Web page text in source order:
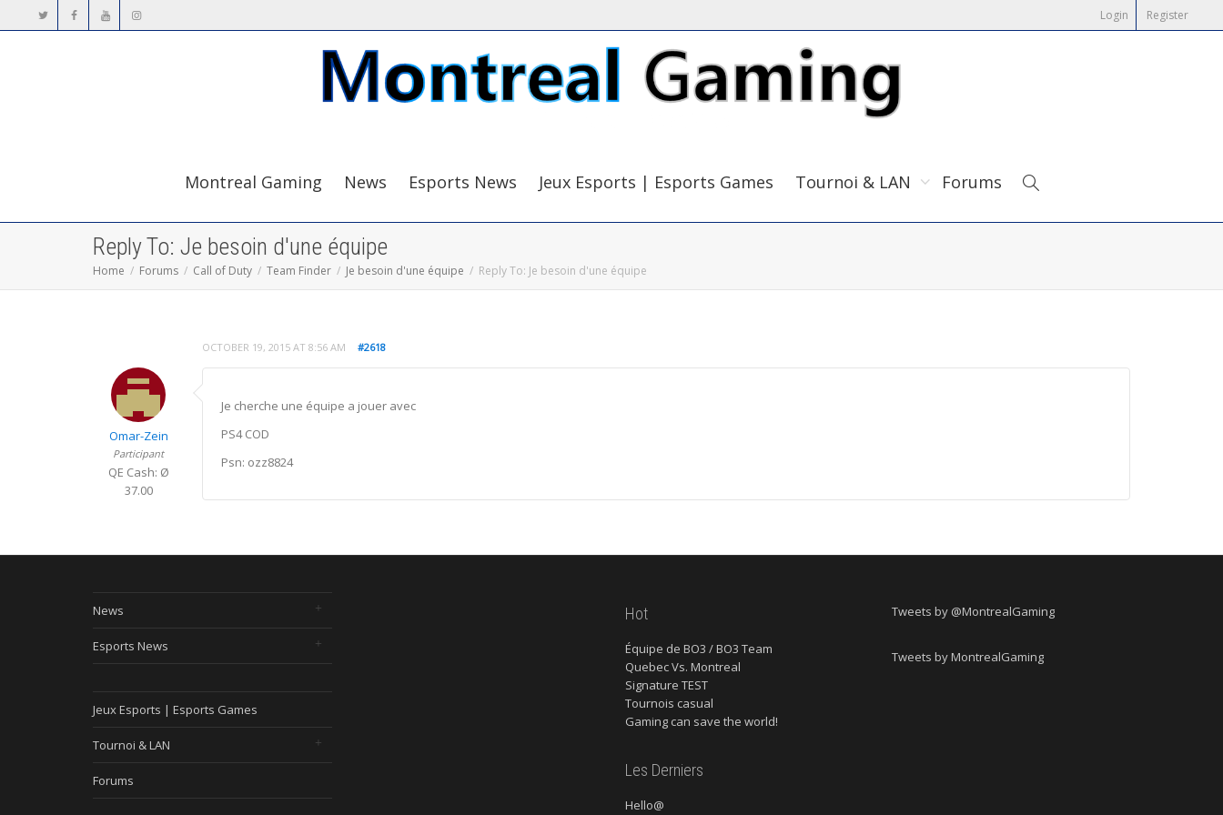
Login Register
Montreal Gaming News Esports News Jeux Esports | Esports Games Tournoi & LAN Forums
Reply To: Je besoin d'une équipe
Home Forums Call of Duty Team Finder Je besoin d'une équipe Reply To: Je besoin d'une équipe
OCTOBER 19, 2015 AT 8:56 AM #2618
Omar-Zein
Participant
QE Cash: Ø
37.00
Je cherche une équipe a jouer avec
PS4 COD
Psn: ozz8824
News
Esports News
Jeux Esports | Esports Games
Tournoi & LAN
Forums
Hot
Équipe de BO3 / BO3 Team
Quebec Vs. Montreal
Signature TEST
Tournois casual
Gaming can save the world!
Les Derniers
Hello@
Tweets by @MontrealGaming
Tweets by MontrealGaming